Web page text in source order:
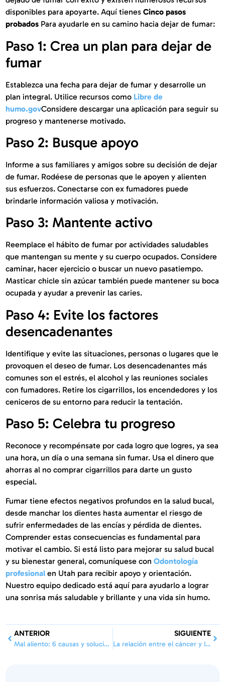
disponibles para apoyarte. Aquí tienesCinco pasos
probados Para ayudarle en su camino hacia dejar de fumar:
Paso 1: Crea un plan para dejar de
fumar
Establezca una fecha para dejar de fumar y desarrolle un
plan integral. Utilice recursos como Libre de
humo.govConsidere descargar una aplicación para seguir su
progreso y mantenerse motivado.
Paso 2: Busque apoyo
Informe a sus familiares y amigos sobre su decisión de dejar
de fumar. Rodéese de personas que le apoyen y alienten
sus esfuerzos. Conectarse con ex fumadores puede
brindarle información valiosa y motivación.
Paso 3: Mantente activo
Reemplace el hábito de fumar por actividades saludables
que mantengan su mente y su cuerpo ocupados. Considere
caminar, hacer ejercicio o buscar un nuevo pasatiempo.
Masticar chicle sin azúcar también puede mantener su boca
ocupada y ayudar a prevenir las caries.
Paso 4: Evite los factores
desencadenantes
Identifique y evite las situaciones, personas o lugares que le
provoquen el deseo de fumar. Los desencadenantes más
comunes son el estrés, el alcohol y las reuniones sociales
con fumadores. Retire los cigarrillos, los encendedores y los
ceniceros de su entorno para reducir la tentación.
Paso 5: Celebra tu progreso
Reconoce y recompénsate por cada logro que logres, ya sea
una hora, un día o una semana sin fumar. Usa el dinero que
ahorras al no comprar cigarrillos para darte un gusto
especial.
Fumar tiene efectos negativos profundos en la salud bucal,
desde manchar los dientes hasta aumentar el riesgo de
sufrir enfermedades de las encías y pérdida de dientes.
Comprender estas consecuencias es fundamental para
motivar el cambio. Si está listo para mejorar su salud bucal
y su bienestar general, comuníquese conOdontología
profesional en Utah para recibir apoyo y orientación.
Nuestro equipo dedicado está aquí para ayudarlo a lograr
una sonrisa más saludable y brillante y una vida sin humo.
ANTERIOR
Mal aliento: 6 causas y soluciones para un aliento fresco
SIGUIENTE
La relación entre el cáncer y la salud dental